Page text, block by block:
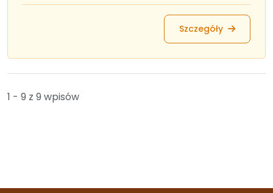
Szczegóły
1 - 9 z 9 wpisów